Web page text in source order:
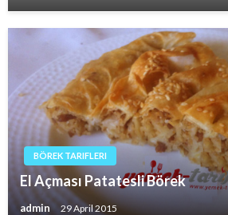
BÖREK TARIFLERI
El Açması Patatesli Börek
admin 29 April 2015